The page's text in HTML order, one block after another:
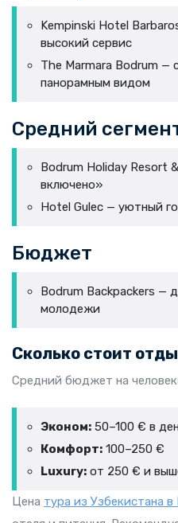
Kempinski Hotel
высокий сервис
The Marmara Bodrum —
панорамным видом
Средний
Bodrum Holiday Resort
включено»
Hotel Gulec — уютный
Бюджет
Bodrum Backpackers —
молодежи
Сколько стоит
Средний бюджет на
Эконом: 50–100 € в
Комфорт: 100–250 €
Luxury: от 250 € и
Цена тура из Узбекистана